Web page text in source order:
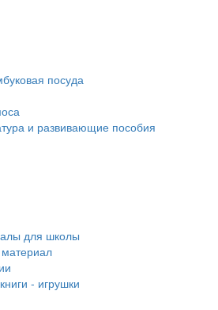
посуда
и развивающие пособия
для школы
- игрушки